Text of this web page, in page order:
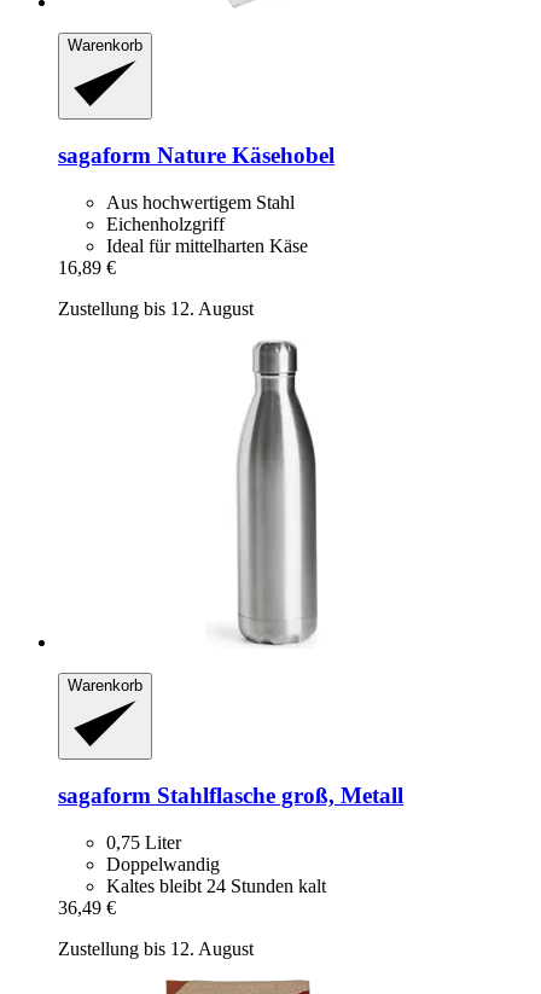
Warenkorb
sagaform Nature Käsehobel
Aus hochwertigem Stahl
Eichenholzgriff
Ideal für mittelharten Käse
16,89 €
Zustellung bis 12. August
Warenkorb
sagaform Stahlflasche groß, Metall
0,75 Liter
Doppelwandig
Kaltes bleibt 24 Stunden kalt
36,49 €
Zustellung bis 12. August